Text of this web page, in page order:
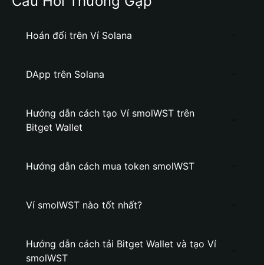
Hoán đổi trên Ví Solana
DApp trên Solana
Hướng dẫn cách tạo Ví smolWST trên
Bitget Wallet
Hướng dẫn cách mua token smolWST
Ví smolWST nào tốt nhất?
Hướng dẫn cách tải Bitget Wallet và tạo Ví
smolWST